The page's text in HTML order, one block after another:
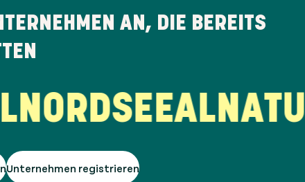
AN, DIE BEREITS
ALNATURA
Unternehmen registrieren